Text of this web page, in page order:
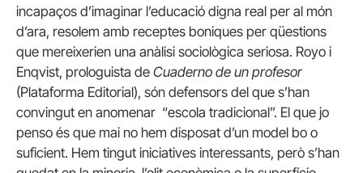
incapaços d’imaginar l’educació digna real per al món
d’ara, resolem amb receptes boniques per qüestions
que mereixerien una anàlisi sociològica seriosa. Royo i
Enqvist, prologuista de Cuaderno de un profesor
(Plataforma Editorial), són defensors del que s’han
convingut en anomenar “escola tradicional”. El que jo
penso és que mai no hem disposat d’un model bo o
suficient. Hem tingut iniciatives interessants, però s’han